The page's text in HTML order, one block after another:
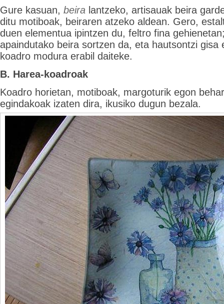
Gure kasuan, beira lantzeko, artisauak beira
ditu motiboak, beiraren atzeko aldean. Gero,
duen elementua ipintzen du, feltro fina
apaindutako beira sortzen da, eta hautsontzi gisa
koadro modura erabil daiteke.
B. Harea-koadroak
Koadro horietan, motiboak, margoturik egon
egindakoak izaten dira, ikusiko dugun bezala.